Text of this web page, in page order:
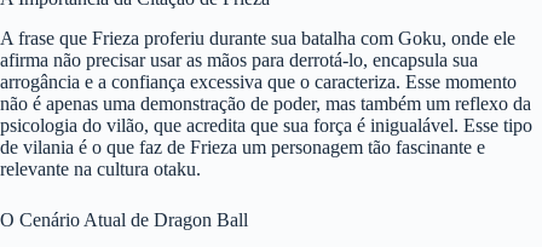
A frase que Frieza proferiu durante sua batalha com Goku, onde ele
afirma não precisar usar as mãos para derrotá-lo, encapsula sua
arrogância e a confiança excessiva que o caracteriza. Esse momento
não é apenas uma demonstração de poder, mas também um reflexo da
psicologia do vilão, que acredita que sua força é inigualável. Esse tipo
de vilania é o que faz de Frieza um personagem tão fascinante e
relevante na cultura otaku.
O Cenário Atual de Dragon Ball